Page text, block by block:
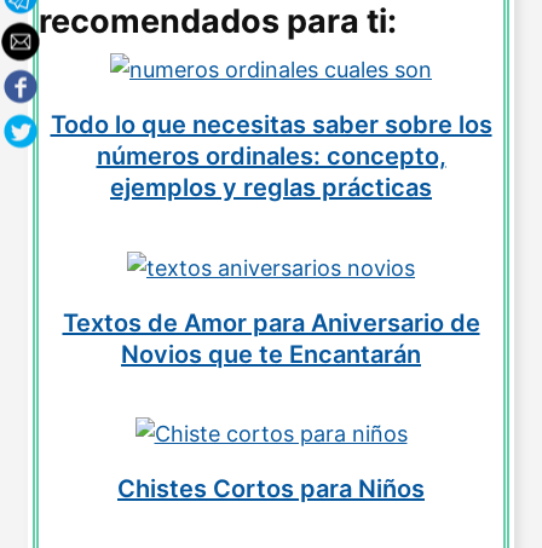
recomendados para ti:
Todo lo que necesitas saber sobre los
números ordinales: concepto,
ejemplos y reglas prácticas
Textos de Amor para Aniversario de
Novios que te Encantarán
Chistes Cortos para Niños